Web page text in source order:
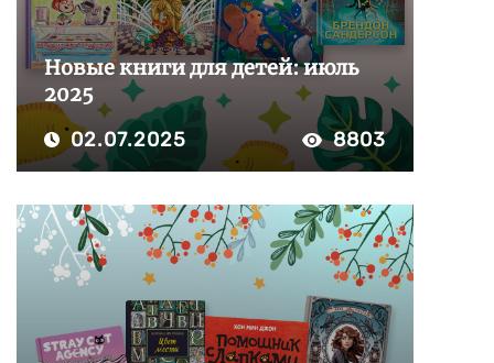
Новые книги для детей: июль
2025
02.07.2025 8803